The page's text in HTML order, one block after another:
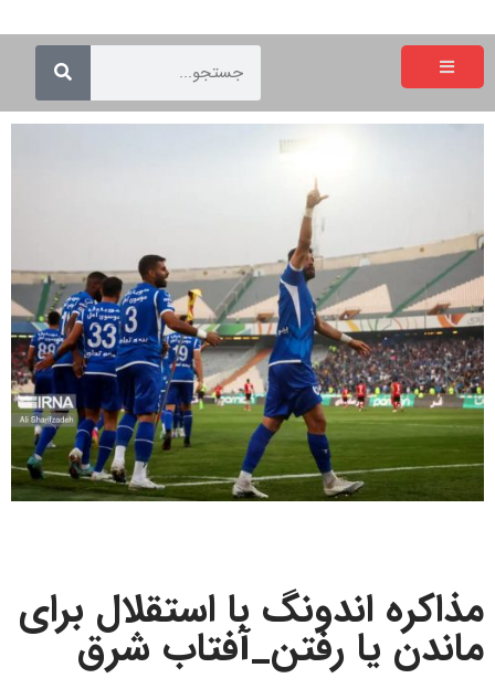
مذاکره اندونگ با استقلال برای
ماندن یا رفتن_آفتاب شرق